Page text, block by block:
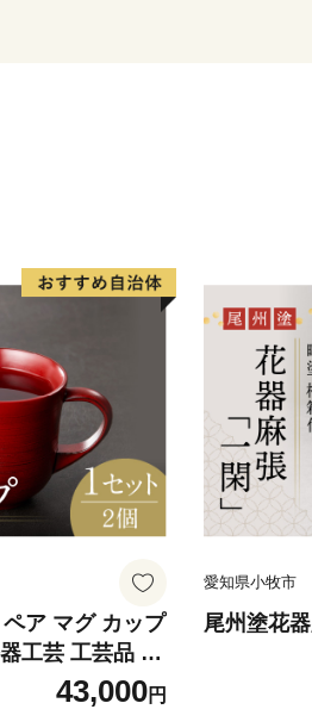
ことのできるまちです。
返礼品の発送について】
返礼品の発送には、お振込みから
返礼品の在庫状況によっては、納
ざいます。
5千円以上の寄付をいただいた方に
寄付の回数制限はありません。
返礼品をお贈りするのは市外住民
返礼品の発送先は日本国内に限りま
ペア マグ カップ
工芸 工芸品 芸
く安全な食事
うち時間 プレ
43,000円
愛知県小牧市
尾州塗花